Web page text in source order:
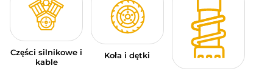
Części silnikowe i
kable
Koła i dętki